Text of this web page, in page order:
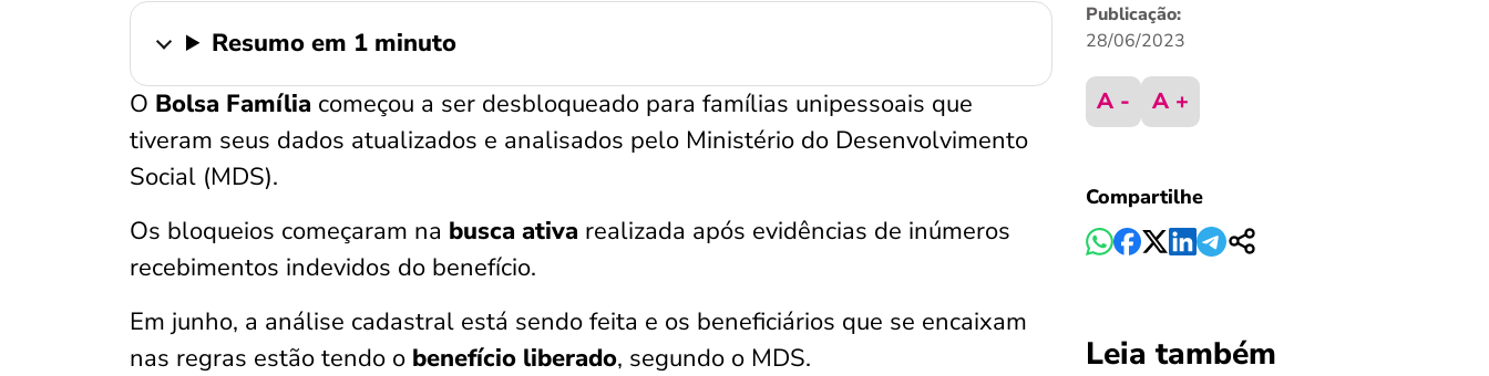
Resumo em 1 minuto
O Bolsa Família começou a ser desbloqueado para famílias unipessoais que
tiveram seus dados atualizados e analisados pelo Ministério do Desenvolvimento
Social (MDS).
Os bloqueios começaram na busca ativa realizada após evidências de inúmeros
recebimentos indevidos do benefício.
Em junho, a análise cadastral está sendo feita e os beneficiários que se encaixam
nas regras estão tendo o benefício liberado, segundo o MDS.
Publicação:
28/06/2023
A - A +
Compartilhe
Leia também